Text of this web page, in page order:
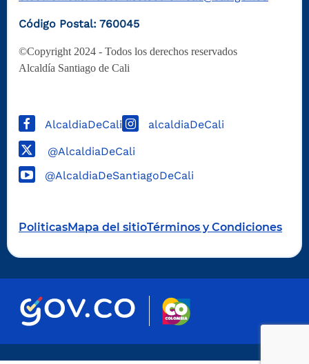
Código Postal: 760045
©Copyright 2024 - Todos los derechos reservados
Alcaldía Santiago de Cali
AlcaldiaDeCali alcaldiaDeCali
@AlcaldiaDeCali
@AlcaldiaDeSantiagoDeCali
PoliticasMapa del sitioTérminos y Condiciones